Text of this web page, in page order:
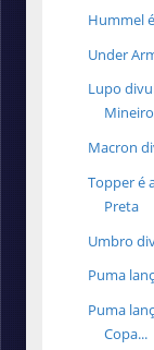
Hummel
Under
Lupo
Mineiro
Macron
Topper é
Preta
Umbro
Puma
Puma
Copa...